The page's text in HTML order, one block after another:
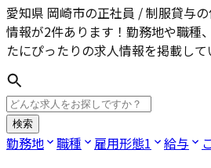
愛知県 岡崎市の正社員 / 制服貸与
情報が2件あります！勤務地や職種
たにぴったりの求人情報を掲載して
検索
勤務地 職種 雇用形態1 給与